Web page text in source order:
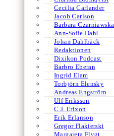
Cecilia Carlander
Jacob Carlson
Barbara Czarniawska
Ann-Sofie Dahl
Johan Dahlbäck
Redaktionen
Dixikon Podcast
Barbro Eberan
Ingrid Elam
Torbjörn Elensky
Andreas Engström
Ulf Eriksson
C.J. Erixon
Erik Erlanson
Gregor Flakierski
Margareta Flygt